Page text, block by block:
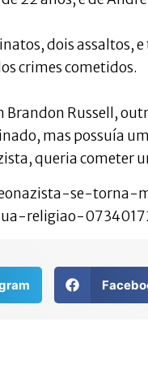
dois assaltos,
crimes cometidos.
Russell,
mas possuía
queria
se-
religiao-